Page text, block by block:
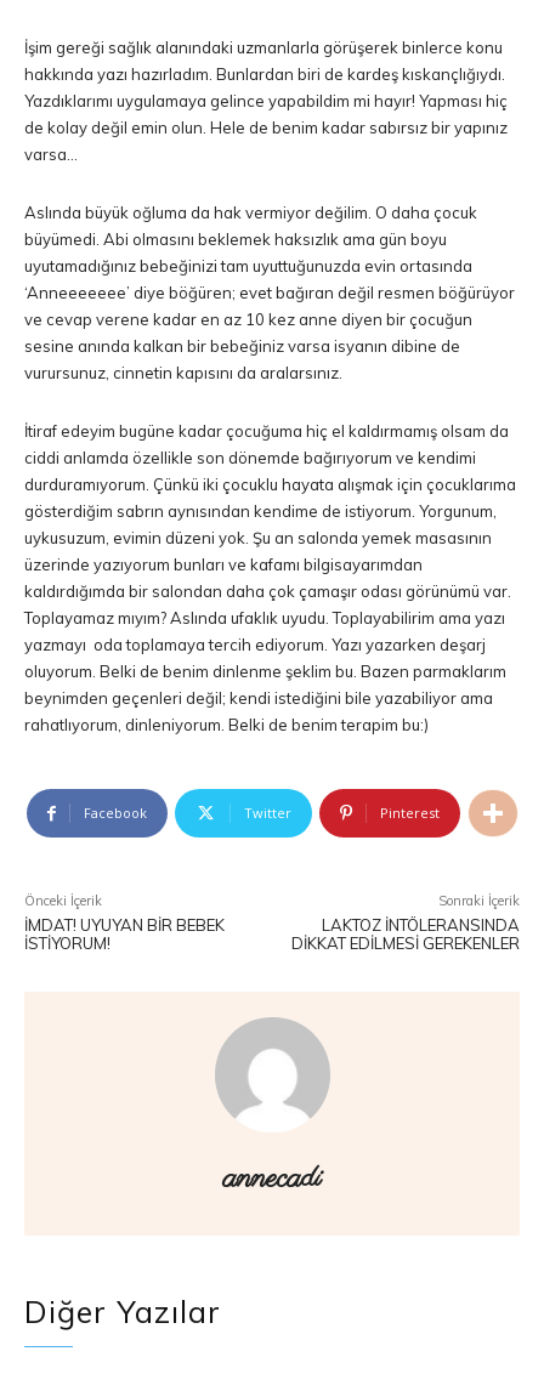
İşim gereği sağlık alanındaki uzmanlarla görüşerek binlerce konu
hakkında yazı hazırladım. Bunlardan biri de kardeş kıskançlığıydı.
Yazdıklarımı uygulamaya gelince yapabildim mi hayır! Yapması hiç
de kolay değil emin olun. Hele de benim kadar sabırsız bir yapınız
varsa…
Aslında büyük oğluma da hak vermiyor değilim. O daha çocuk
büyümedi. Abi olmasını beklemek haksızlık ama gün boyu
uyutamadığınız bebeğinizi tam uyuttuğunuzda evin ortasında
‘Anneeeeeee’ diye böğüren; evet bağıran değil resmen böğürüyor
ve cevap verene kadar en az 10 kez anne diyen bir çocuğun
sesine anında kalkan bir bebeğiniz varsa isyanın dibine de
vurursunuz, cinnetin kapısını da aralarsınız.
İtiraf edeyim bugüne kadar çocuğuma hiç el kaldırmamış olsam da
ciddi anlamda özellikle son dönemde bağırıyorum ve kendimi
durduramıyorum. Çünkü iki çocuklu hayata alışmak için çocuklarıma
gösterdiğim sabrın aynısından kendime de istiyorum. Yorgunum,
uykusuzum, evimin düzeni yok. Şu an salonda yemek masasının
üzerinde yazıyorum bunları ve kafamı bilgisayarımdan
kaldırdığımda bir salondan daha çok çamaşır odası görünümü var.
Toplayamaz mıyım? Aslında ufaklık uyudu. Toplayabilirim ama yazı
yazmayı oda toplamaya tercih ediyorum. Yazı yazarken deşarj
oluyorum. Belki de benim dinlenme şeklim bu. Bazen parmaklarım
beynimden geçenleri değil; kendi istediğini bile yazabiliyor ama
rahatlıyorum, dinleniyorum. Belki de benim terapim bu:)
Facebook Twitter Pinterest
Önceki İçerik
İMDAT! UYUYAN BIR BEBEK
İSTIYORUM!
Sonraki İçerik
LAKTOZ İNTÖLERANSINDA
DIKKAT EDILMESI GEREKENLER
annecadi
Diğer Yazılar